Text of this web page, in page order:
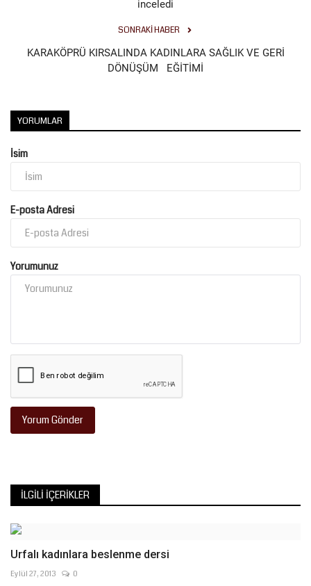
inceledi
SONRAKI HABER
KARAKÖPRÜ KIRSALINDA KADINLARA SAĞLIK VE GERİ
DÖNÜŞÜM EĞİTİMİ
YORUMLAR
İsim
E-posta Adresi
Yorumunuz
Yorum Gönder
İLGILI İÇERIKLER
Urfalı kadınlara beslenme dersi
Eylül 27, 2013 0